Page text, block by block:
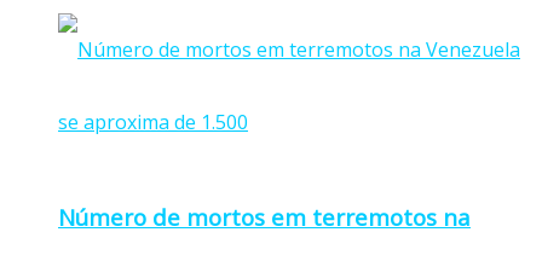
Número de mortos em terremotos na